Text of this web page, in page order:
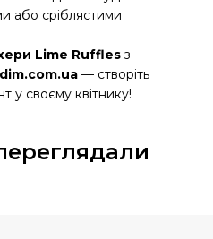
або сріблястими
Lime Ruffles з
— створіть
у своєму квітнику!